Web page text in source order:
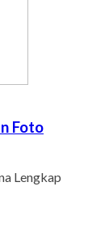
Foto
Lengkap